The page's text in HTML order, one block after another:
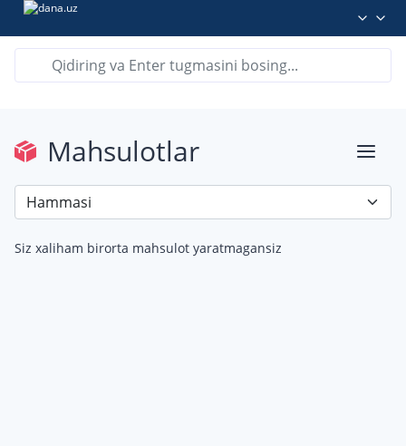
Mahsulotlar
Siz xaliham birorta mahsulot yaratmagansiz